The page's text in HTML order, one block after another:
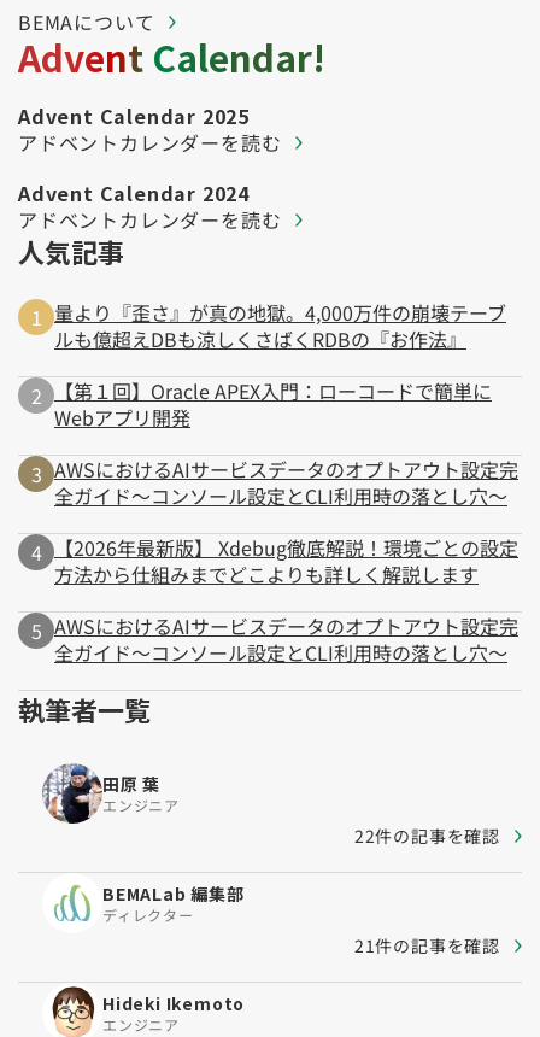
BEMAについて
Advent Calendar!
Advent Calendar 2025
アドベントカレンダーを読む
Advent Calendar 2024
アドベントカレンダーを読む
人気記事
量より『歪さ』が真の地獄。4,000万件の崩壊テーブ
ルも億超えDBも涼しくさばくRDBの『お作法』
【第１回】Oracle APEX入門：ローコードで簡単に
Webアプリ開発
AWSにおけるAIサービスデータのオプトアウト設定完
全ガイド～コンソール設定とCLI利用時の落とし穴～
【2026年最新版】 Xdebug徹底解説！環境ごとの設定
方法から仕組みまでどこよりも詳しく解説します
AWSにおけるAIサービスデータのオプトアウト設定完
全ガイド～コンソール設定とCLI利用時の落とし穴～
執筆者一覧
田原 葉
エンジニア
22件の記事を確認
BEMALab 編集部
ディレクター
21件の記事を確認
Hideki Ikemoto
エンジニア